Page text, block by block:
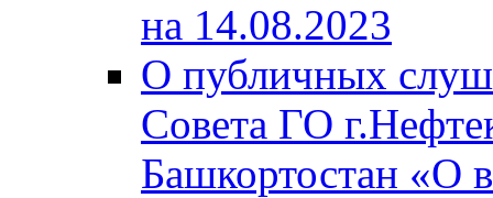
на 14.08.2023
О публичных
Совета ГО
Башкортостан «О